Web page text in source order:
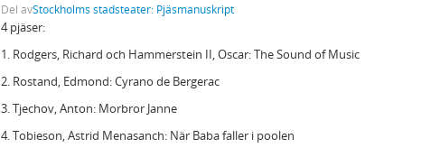
Del avStockholms stadsteater: Pjäsmanuskript
4 pjäser:
1. Rodgers, Richard och Hammerstein II, Oscar: The Sound of Music
2. Rostand, Edmond: Cyrano de Bergerac
3. Tjechov, Anton: Morbror Janne
4. Tobieson, Astrid Menasanch: När Baba faller i poolen